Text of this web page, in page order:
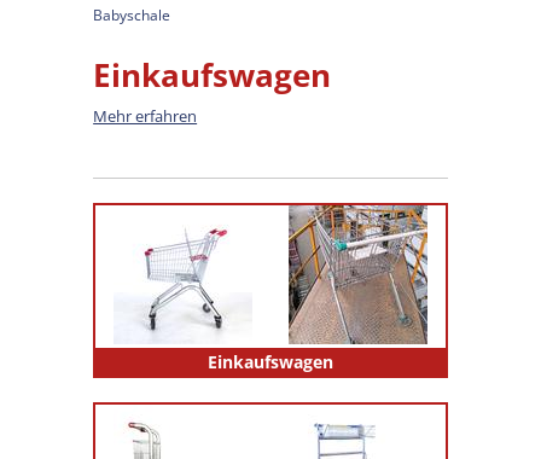
Babyschale
Einkaufswagen
Mehr erfahren
Einkaufswagen